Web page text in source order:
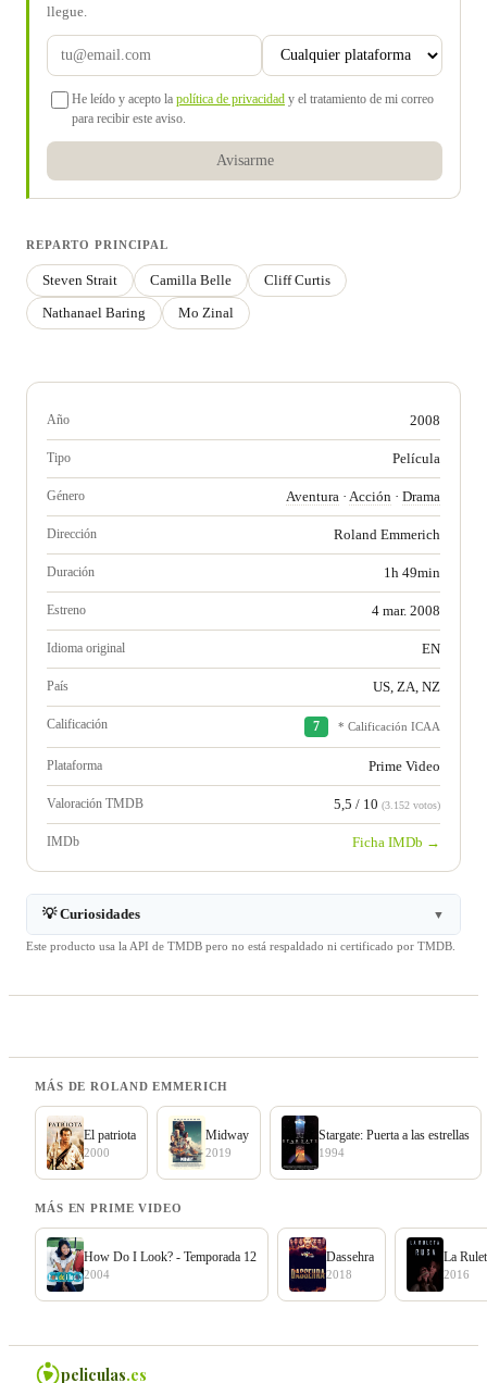
llegue.
He leído y acepto la política de privacidad y el tratamiento de mi correo
para recibir este aviso.
Avisarme
REPARTO PRINCIPAL
Steven Strait Camilla Belle
Cliff Curtis
Nathanael Baring
Mo Zinal
Año 2008
Tipo Película
Género Aventura · Acción · Drama
Dirección Roland Emmerich
Duración 1h 49min
Estreno 4 mar. 2008
Idioma original EN
País US, ZA, NZ
Calificación 7 * Calificación ICAA
Plataforma Prime Video
Valoración TMDB 5,5 / 10 (3.152 votos)
IMDb Ficha IMDb →
💡 Curiosidades ▼
Este producto usa la API de TMDB pero no está respaldado ni certificado por TMDB.
MÁS DE ROLAND EMMERICH
El patriota
2000
Midway
2019
Stargate: Puerta a las estrellas
1994
MÁS EN PRIME VIDEO
How Do I Look? - Temporada 12
2004
Dassehra
2018
La
2016
peliculas.es